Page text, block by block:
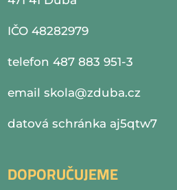
IČO 48282979
telefon 487 883 951-3
emailskola@zduba.cz
datová schránka aj5qtw7
DOPORUČUJEME